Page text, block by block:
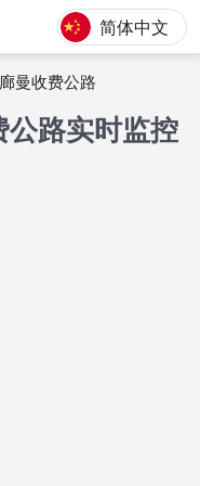
简体中文
曼收费公路
路实时监控